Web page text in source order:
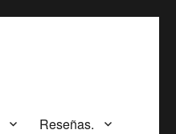
Reseñas.